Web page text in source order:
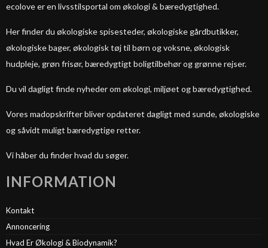
ecolove er en livsstilsportal om økologi & bæredygtighed.
Her finder du økologiske spisesteder, økologiske gårdbutikker,
økologiske bager, økologisk tøj til børn og voksne, økologisk
hudpleje, grøn frisør, bæredygtigt boligtilbehør og grønne rejser.
Du vil dagligt finde nyheder om økologi, miljøet og bæredygtighed.
Vores madopskrifter bliver opdateret dagligt med sunde, økologiske
og såvidt muligt bæredygtige retter.
Vi håber du finder hvad du søger.
INFORMATION
Kontakt
Annoncering
Hvad Er Økologi & Biodynamik?